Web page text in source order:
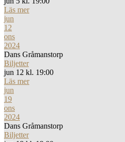
Läs mer
jun
12
ons
2024
Dans Gråmanstorp
Biljetter
jun 12 kl. 19:00
Läs mer
jun
19
ons
2024
Dans Gråmanstorp
Biljetter